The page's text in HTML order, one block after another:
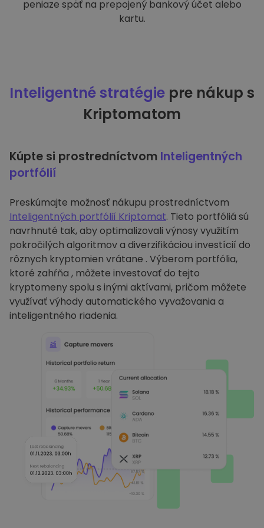
peniaze späť na prepojený bankový účet alebo
kartu.
Inteligentné stratégie pre nákup s
Kriptomatom
Kúpte si prostredníctvom Inteligentných
portfólií
Preskúmajte možnosť nákupu prostredníctvom
Inteligentných portfólií Kriptomat. Tieto portfóliá sú
navrhnuté tak, aby optimalizovali výnosy využitím
pokročilých algoritmov a diverzifikáciou investícií do
rôznych kryptomien vrátane . Výberom portfólia,
ktoré zahŕňa , môžete investovať do tejto
kryptomeny spolu s inými aktívami, pričom môžete
využívať výhody automatického vyvažovania a
inteligentného riadenia.